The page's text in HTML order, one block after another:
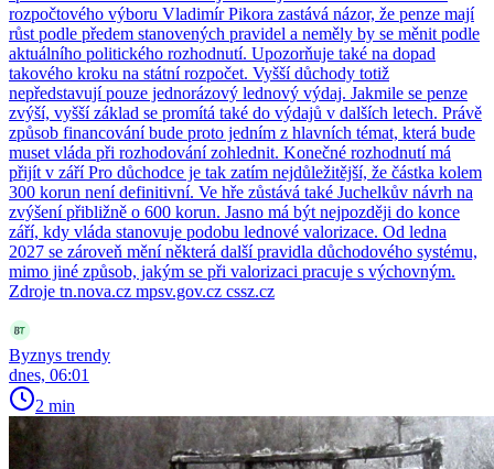
rozpočtového výboru Vladimír Pikora zastává názor, že penze mají
růst podle předem stanovených pravidel a neměly by se měnit podle
aktuálního politického rozhodnutí. Upozorňuje také na dopad
takového kroku na státní rozpočet. Vyšší důchody totiž
nepředstavují pouze jednorázový lednový výdaj. Jakmile se penze
zvýší, vyšší základ se promítá také do výdajů v dalších letech. Právě
způsob financování bude proto jedním z hlavních témat, která bude
muset vláda při rozhodování zohlednit. Konečné rozhodnutí má
přijít v září Pro důchodce je tak zatím nejdůležitější, že částka kolem
300 korun není definitivní. Ve hře zůstává také Juchelkův návrh na
zvýšení přibližně o 600 korun. Jasno má být nejpozději do konce
září, kdy vláda stanovuje podobu lednové valorizace. Od ledna
2027 se zároveň mění některá další pravidla důchodového systému,
mimo jiné způsob, jakým se při valorizaci pracuje s výchovným.
Zdroje tn.nova.cz mpsv.gov.cz cssz.cz
Byznys trendy
dnes, 06:01
2 min